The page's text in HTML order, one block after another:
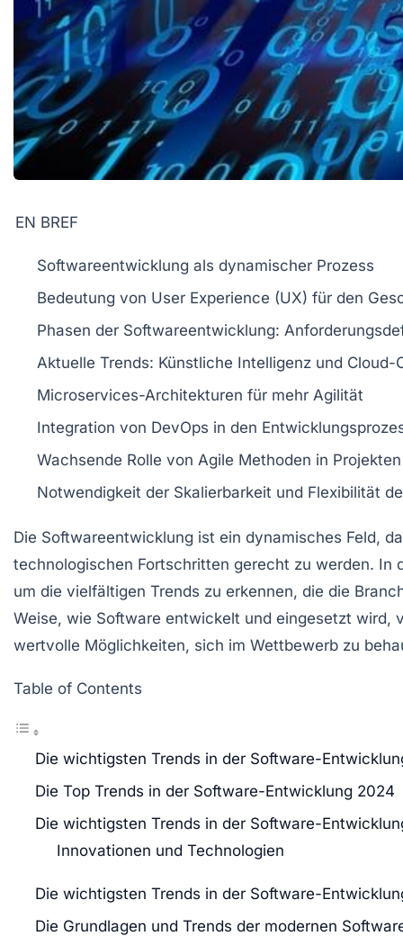
EN BREF
Softwareentwicklung als dynamischer Prozess
Bedeutung von User Experience (UX) für den
Phasen der Softwareentwicklung:
Aktuelle Trends: Künstliche Intelligenz und Cloud-
Microservices-Architekturen für mehr Agilität
Integration von DevOps in den
Wachsende Rolle von Agile Methoden in Projekten
Notwendigkeit der Skalierbarkeit und Flexibilität
Die Softwareentwicklung ist ein dynamisches Feld,
technologischen Fortschritten gerecht zu werden. In
um die vielfältigen Trends zu erkennen, die die
Weise, wie Software entwickelt und eingesetzt wird,
wertvolle Möglichkeiten, sich im Wettbewerb zu
Table of Contents
Die wichtigsten Trends in der Software-
Die Top Trends in der Software-Entwicklung 2024
Die wichtigsten Trends in der Software-
Innovationen und Technologien
Die wichtigsten Trends in der Software-
Die Grundlagen und Trends der modernen